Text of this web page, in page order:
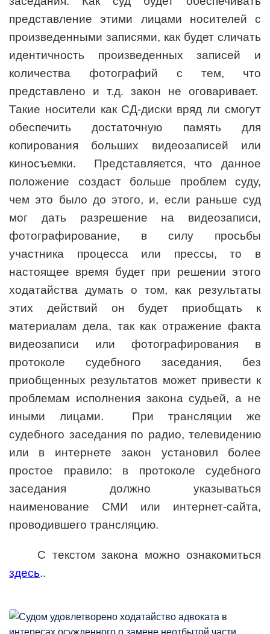
представление этими лицами носителей с
произведенными записями, как будет сличать
идентичность произведенных записей и
количества фотографий с тем, что
представлено и т.д. закон не оговаривает.
Такие носители как СД-диски вряд ли смогут
обеспечить достаточную память для
копирования больших видеозаписей или
киносъемки. Представляется, что данное
положение создаст больше проблем суду,
чем это было до этого, и, если раньше суд
мог дать разрешение на видеозаписи,
фотографирование, в силу просьбы
участника процесса или прессы, то в
настоящее время будет при решении этого
ходатайства думать о том, как результаты
этих действий он будет приобщать к
материалам дела, так как отражение факта
видеозаписи или фотографирования в
протоколе судебного заседания, без
приобщенных результатов может привести к
проблемам исполнения закона судьей, а не
иными лицами. При трансляции же
судебного заседания по радио, телевидению
или в интернете закон установил более
простое правило: в протоколе судебного
заседания должно указываться
наименование СМИ или интернет-сайта,
проводившего трансляцию.
С текстом закона можно ознакомиться
здесь..